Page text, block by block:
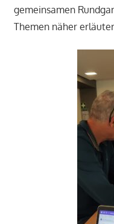
gemeinsamen
Themen näher